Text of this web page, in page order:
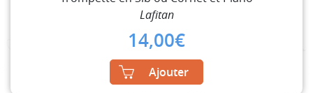
Lafitan
14,00€
Ajouter